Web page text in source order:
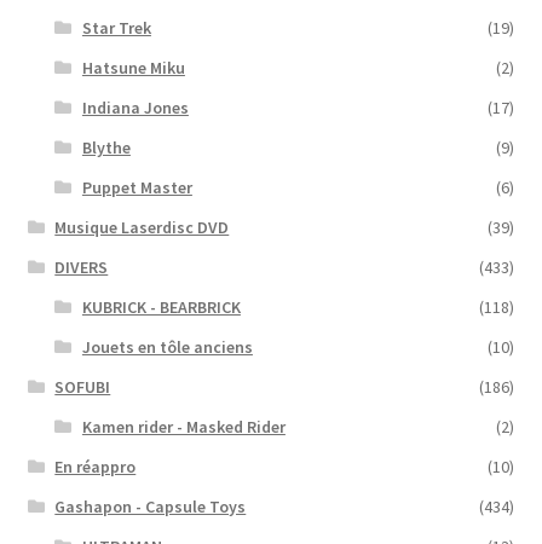
Star Trek
(19)
Hatsune Miku
(2)
Indiana Jones
(17)
Blythe
(9)
Puppet Master
(6)
Musique Laserdisc DVD
(39)
DIVERS
(433)
KUBRICK - BEARBRICK
(118)
Jouets en tôle anciens
(10)
SOFUBI
(186)
Kamen rider - Masked Rider
(2)
En réappro
(10)
Gashapon - Capsule Toys
(434)